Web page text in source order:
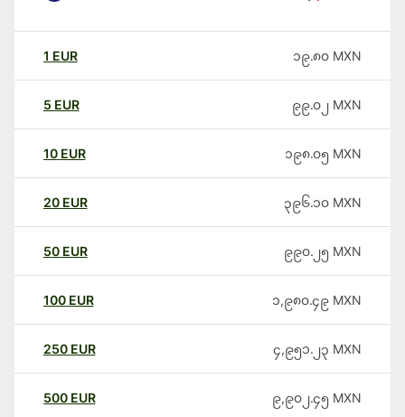
1 EUR ၁၉.၈၀ MXN
5 EUR ၉၉.၀၂ MXN
10 EUR ၁၉၈.၀၅ MXN
20 EUR ၃၉၆.၁၀ MXN
50 EUR ၉၉၀.၂၅ MXN
100 EUR ၁,၉၈၀.၄၉ MXN
250 EUR ၄,၉၅၁.၂၃ MXN
500 EUR ၉,၉၀၂.၄၅ MXN